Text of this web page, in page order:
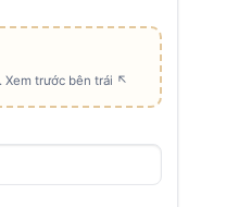
Xem trước bên trái ↖